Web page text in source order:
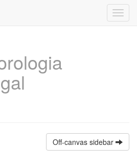
Off-canvas sidebar